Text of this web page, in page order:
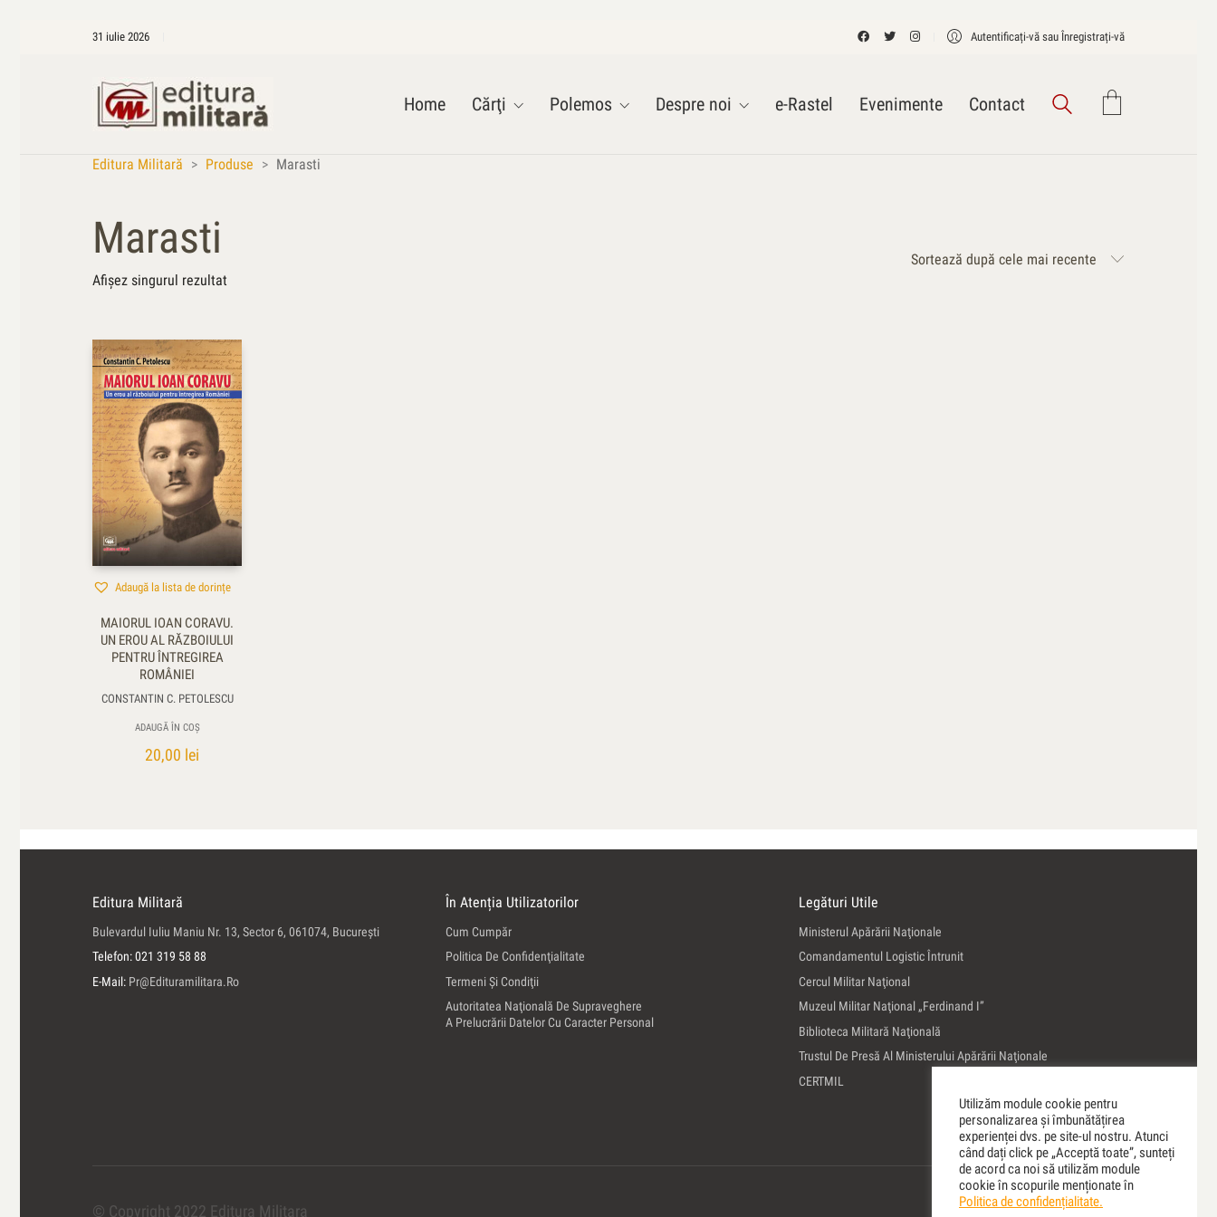
31 iulie 2026 Autentificați-vă sau Înregistrați-vă
Home Cărţi Polemos Despre noi e-Rastel Evenimente Contact
Editura Militară > Produse > Marasti
Marasti
Afișez singurul rezultat
Sortează după cele mai recente
Adaugă la lista de dorințe
MAIORUL IOAN CORAVU.
UN EROU AL RĂZBOIULUI
PENTRU ÎNTREGIREA
ROMÂNIEI
CONSTANTIN C. PETOLESCU
ADAUGĂ ÎN COȘ
20,00 lei
Editura Militară
Bulevardul Iuliu Maniu Nr. 13, Sector 6, 061074, Bucureşti
Telefon: 021 319 58 88
E-Mail: Pr@edituramilitara.ro
În Atenția Utilizatorilor
Cum Cumpăr
Politica De Confidenţialitate
Termeni Şi Condiţii
Autoritatea Naţională De Supraveghere
A Prelucrării Datelor Cu Caracter Personal
Legături Utile
Ministerul Apărării Naţionale
Comandamentul Logistic Întrunit
Cercul Militar Naţional
Muzeul Militar Naţional „Ferdinand I”
Biblioteca Militară Naţională
Trustul De Presă Al Ministerului Apărării Naţionale
CERTMIL
© Copyright 2022 Editura Militara
Utilizăm module cookie pentru
personalizarea și îmbunătățirea
experienței dvs. pe site-ul nostru. Atunci
când dați click pe „Acceptă toate”, sunteți
de acord ca noi să utilizăm module
cookie în scopurile menționate în
Politica de confidențialitate.